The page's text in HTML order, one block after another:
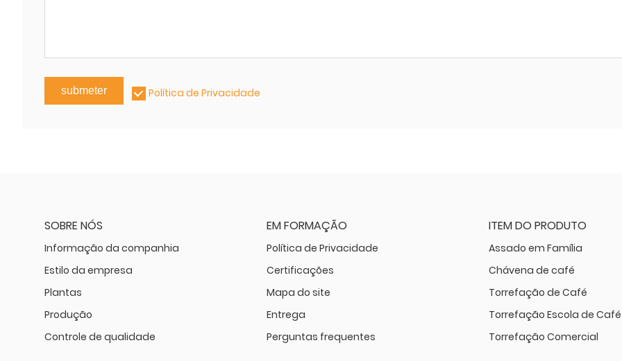
submeter Política de Privacidade
SOBRE NÓS
Informação da companhia
Estilo da empresa
Plantas
Produção
Controle de qualidade
EM FORMAÇÃO
Política de Privacidade
Certificações
Mapa do site
Entrega
Perguntas frequentes
ITEM DO PRODUTO
Assado em Família
Chávena de café
Torrefação de Café
Torrefação Escola de Café
Torrefação Comercial